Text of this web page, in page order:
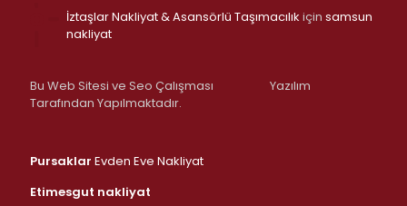
İztaşlar Nakliyat & Asansörlü Taşımacılık için samsun
nakliyat
Bu Web Sitesi ve Seo Çalışması
Yazılım
Tarafından Yapılmaktadır.
Pursaklar Evden Eve Nakliyat
Etimesgut nakliyat